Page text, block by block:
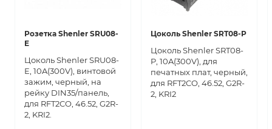
Розетка Shenler SRU08-
E
Цоколь Shenler SRU08-
E, 10A(300V), винтовой
зажим, черный, на
рейку DIN35/панель,
для RFT2CO, 46.52, G2R-
2, KRI2.
Цоколь Shenler SRT08-P
Цоколь Shenler SRT08-
P, 10A(300V), для
печатных плат, черный,
для RFT2CO, 46.52, G2R-
2, KRI2